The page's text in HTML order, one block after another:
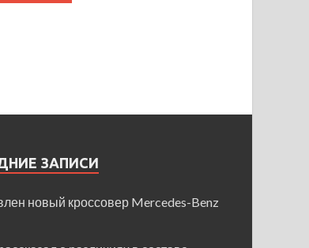
ЗАПИСИ
новый кроссовер Mercedes-Benz